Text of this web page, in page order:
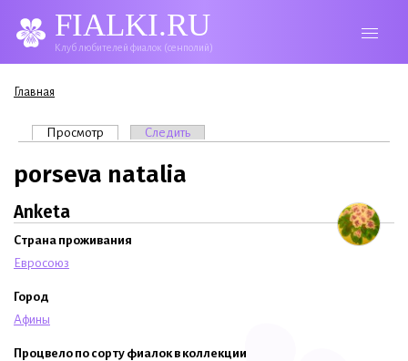
FIALKI.RU
Клуб любителей фиалок (сенполий)
Вы здесь
Главная
Главные вкладки
Просмотр (активная вкладка)
Следить
porseva natalia
Anketa
Страна проживания
Евросоюз
Город
Афины
Процвело по сорту фиалок в коллекции